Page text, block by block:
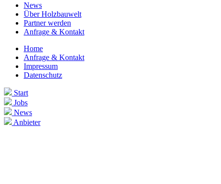
News
Über Holzbauwelt
Partner werden
Anfrage & Kontakt
Home
Anfrage & Kontakt
Impressum
Datenschutz
Start
Jobs
News
Anbieter